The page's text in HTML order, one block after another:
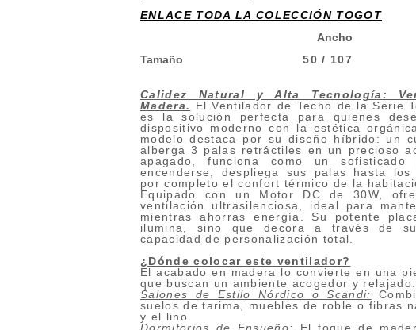
ENLACE TODA LA COLECCIÓN TOGOT
Ancho
Tamaño
50 / 107
Calidez Natural y Alta Tecnología:
Madera.
El Ventilador de Techo de la Serie
es la solución perfecta para quienes
dispositivo moderno con la estética
modelo destaca por su diseño híbrido: un
alberga 3 palas retráctiles en un precioso
apagado, funciona como un
encenderse, despliega sus palas hasta
por completo el confort térmico de la
Equipado con un Motor DC de 30W,
ventilación ultrasilenciosa, ideal para
mientras ahorras energía. Su potente
ilumina, sino que decora a través de
capacidad de personalización total.
¿Dónde colocar este ventilador?
El acabado en madera lo convierte en una
que buscan un ambiente acogedor y relajado:
Salones de Estilo Nórdico o Scandi:
suelos de tarima, muebles de roble o fibras
y el lino.